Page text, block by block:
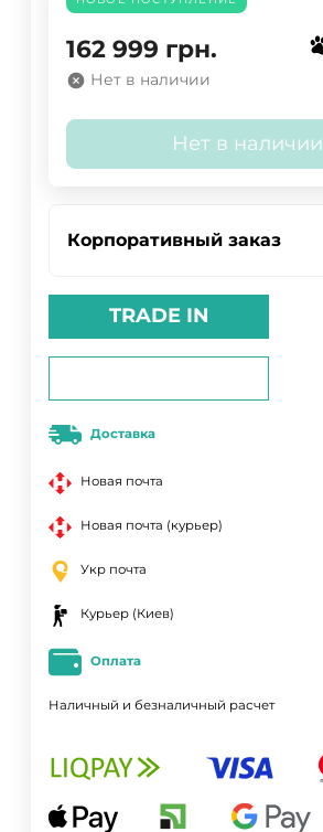
162 999 грн.
Нет в наличии
Нет в наличии
Корпоративный заказ
TRADE IN
Доставка
Новая почта
Новая почта (курьер)
Укр почта
Курьер (Киев)
Оплата
Наличный и безналичный расчет